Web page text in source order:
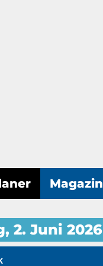
Magazin
2. Juni 2026